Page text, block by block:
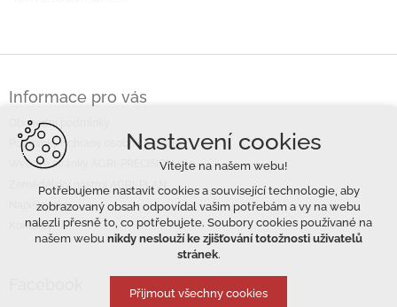
Informace pro vás
Obchodní podmínky
Podmínky ochrany osobních údajů
Webové stránky AGRI-PRECISION s.r.o.
Zemědělský nástroj AGRI-PLAN
Napište nám
Kontakty
Nastavení cookies
Vítejte na našem webu!
Potřebujeme nastavit cookies a související technologie, aby
zobrazovaný obsah odpovídal vašim potřebám a vy na webu
nalezli přesně to, co potřebujete. Soubory cookies používané na
našem webu nikdy neslouží ke zjišťování totožnosti uživatelů
stránek.
Přijmout všechny cookies